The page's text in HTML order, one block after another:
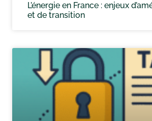
L’énergie en France : enjeux
et de transition